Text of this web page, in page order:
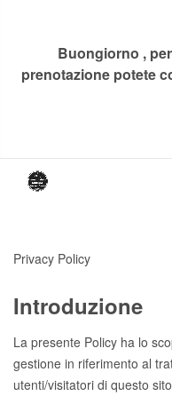
Buongiorno ,
prenotazione potete
Privacy Policy
Introduzione
La presente Policy ha lo
gestione in riferimento al
utenti/visitatori di questo